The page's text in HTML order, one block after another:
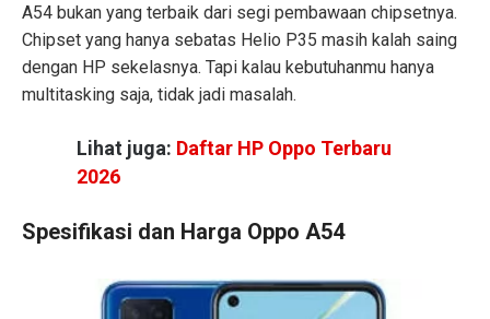
A54 bukan yang terbaik dari segi pembawaan chipsetnya.
Chipset yang hanya sebatas Helio P35 masih kalah saing
dengan HP sekelasnya. Tapi kalau kebutuhanmu hanya
multitasking saja, tidak jadi masalah.
Lihat juga: Daftar HP Oppo Terbaru
2026
Spesifikasi dan Harga Oppo A54